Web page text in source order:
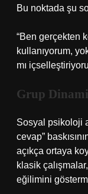
Bu noktada şu
“Ben gerçekten
kullanıyorum,
mı
Grup
Sosyal psikoloji
cevap”
açıkça ortaya
klasik
eğilimini